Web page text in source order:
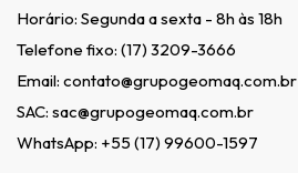
Horário: Segunda a sexta - 8h às 18h
Telefone fixo: (17) 3209-3666
Email: contato@grupogeomaq.com.br
SAC: sac@grupogeomaq.com.br
WhatsApp: +55 (17) 99600-1597